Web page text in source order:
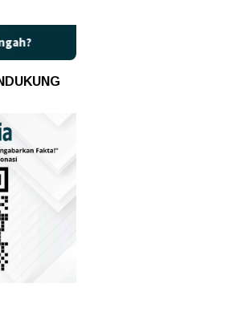
Harga Pertamax di Kalteng Resmi